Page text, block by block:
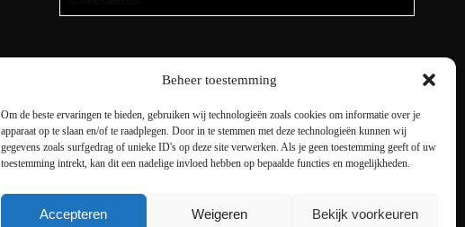
Beheer toestemming
Om de beste ervaringen te bieden, gebruiken wij technologieën zoals cookies om informatie over je
apparaat op te slaan en/of te raadplegen. Door in te stemmen met deze technologieën kunnen wij
gegevens zoals surfgedrag of unieke ID's op deze site verwerken. Als je geen toestemming geeft of uw
toestemming intrekt, kan dit een nadelige invloed hebben op bepaalde functies en mogelijkheden.
Accepteren Weigeren Bekijk voorkeuren